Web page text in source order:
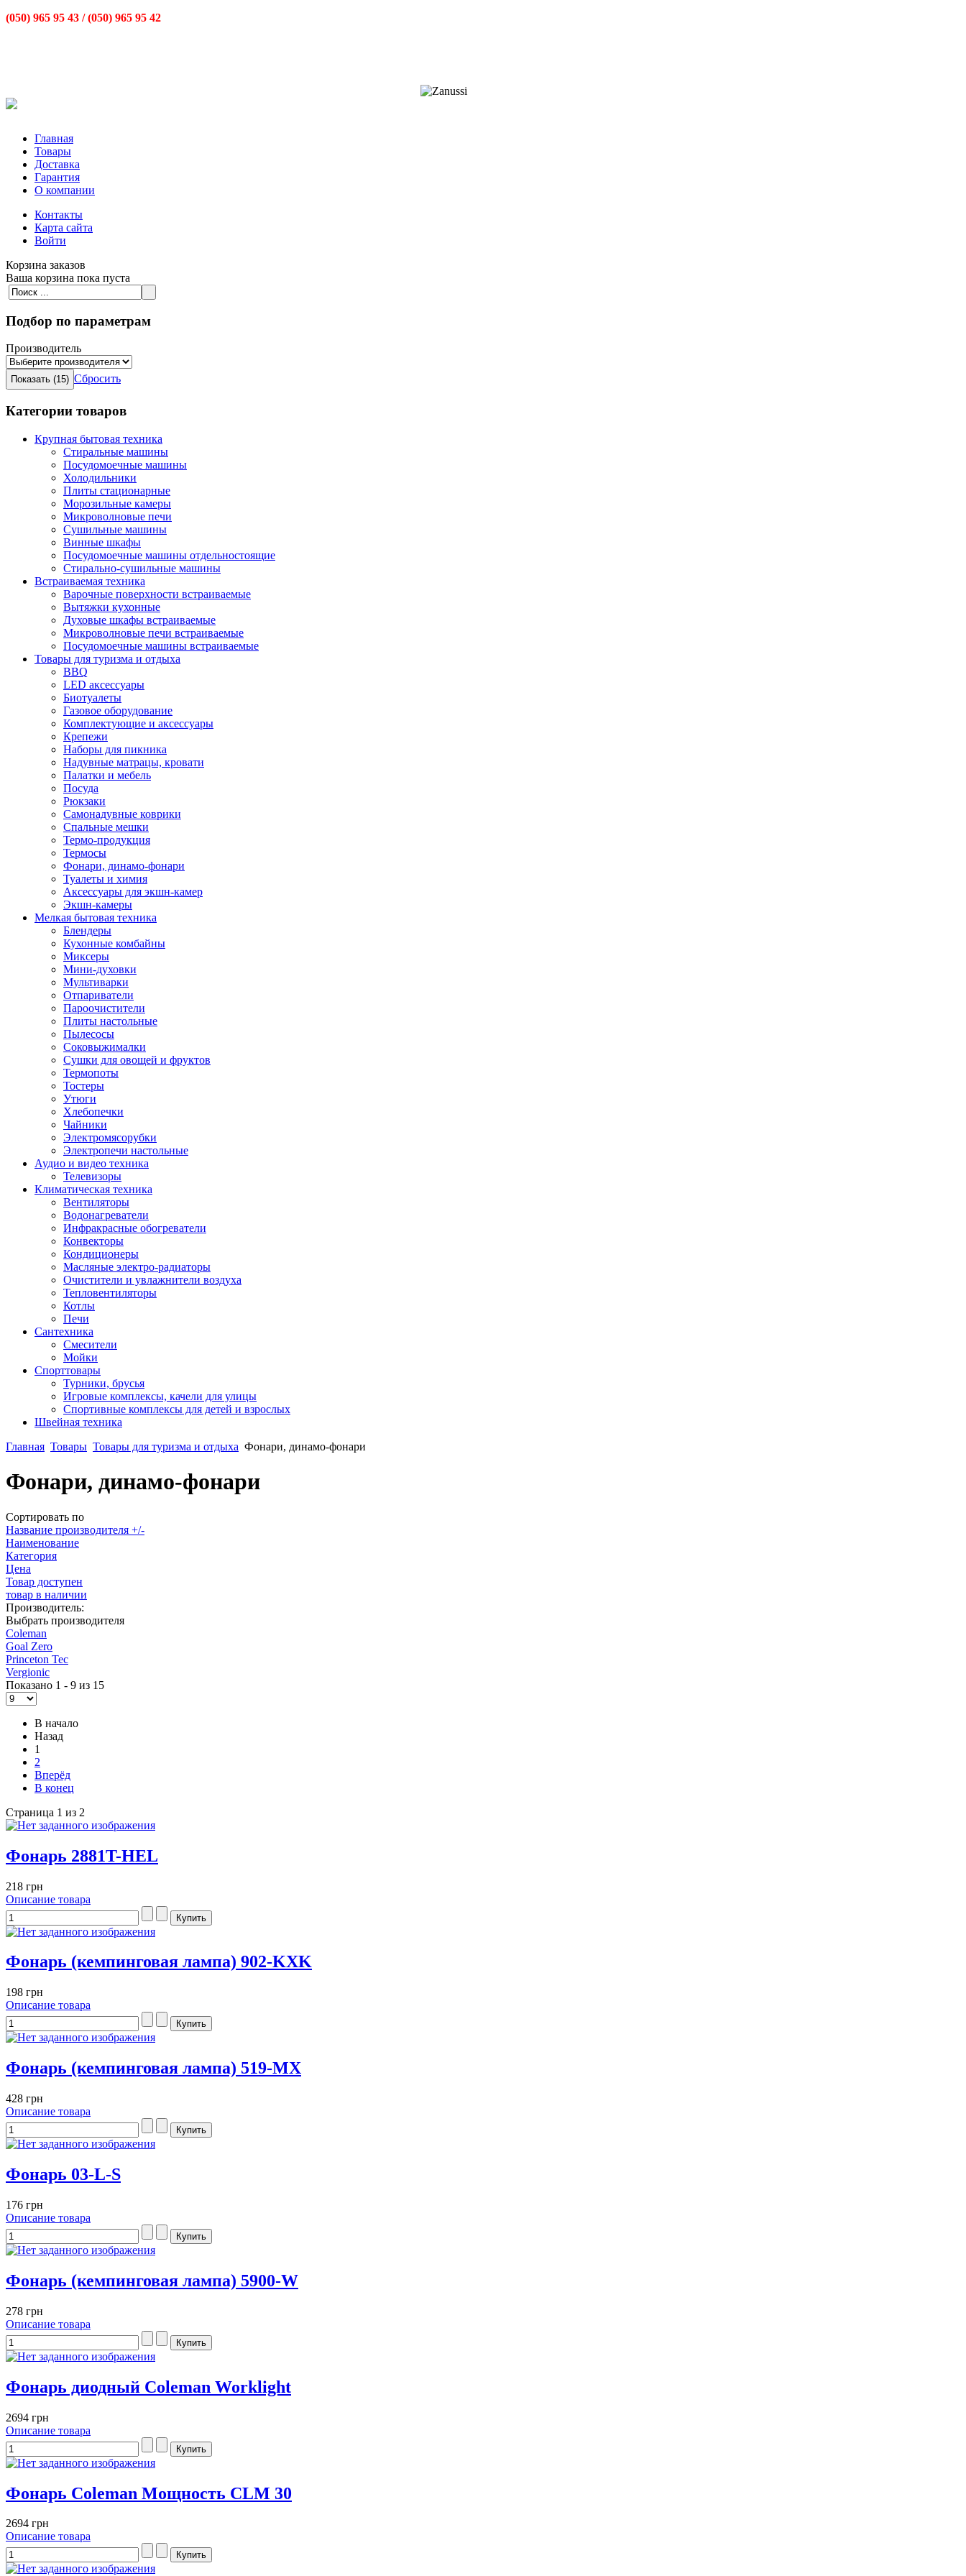
(050) 965 95 43 /(050) 965 95 42
Главная
Товары
Доставка
Гарантия
О компании
Контакты
Карта сайта
Войти
Корзина заказов
Ваша корзина пока пуста
Подбор по параметрам
Производитель
Сбросить
Категории товаров
Крупная бытовая техника
Стиральные машины
Посудомоечные машины
Холодильники
Плиты стационарные
Морозильные камеры
Микроволновые печи
Сушильные машины
Винные шкафы
Посудомоечные машины отдельностоящие
Стирально-сушильные машины
Встраиваемая техника
Варочные поверхности встраиваемые
Вытяжки кухонные
Духовые шкафы встраиваемые
Микроволновые печи встраиваемые
Посудомоечные машины встраиваемые
Товары для туризма и отдыха
BBQ
LED аксессуары
Биотуалеты
Газовое оборудование
Комплектующие и аксессуары
Крепежи
Наборы для пикника
Надувные матрацы, кровати
Палатки и мебель
Посуда
Рюкзаки
Самонадувные коврики
Спальные мешки
Термо-продукция
Термосы
Фонари, динамо-фонари
Туалеты и химия
Аксессуары для экшн-камер
Экшн-камеры
Мелкая бытовая техника
Блендеры
Кухонные комбайны
Миксеры
Мини-духовки
Мультиварки
Отпариватели
Пароочистители
Плиты настольные
Пылесосы
Соковыжималки
Сушки для овощей и фруктов
Термопоты
Тостеры
Утюги
Хлебопечки
Чайники
Электромясорубки
Электропечи настольные
Аудио и видео техника
Телевизоры
Климатическая техника
Вентиляторы
Водонагреватели
Инфракрасные обогреватели
Конвекторы
Кондиционеры
Масляные электро-радиаторы
Очистители и увлажнители воздуха
Тепловентиляторы
Котлы
Печи
Сантехника
Смесители
Мойки
Спорттовары
Турники, брусья
Игровые комплексы, качели для улицы
Спортивные комплексы для детей и взрослых
Швейная техника
Главная Товары Товары для туризма и отдыха Фонари, динамо-фонари
Фонари, динамо-фонари
Сортировать по
Название производителя +/-
Наименование
Категория
Цена
Товар доступен
товар в наличии
Производитель:
Выбрать производителя
Coleman
Goal Zero
Princeton Tec
Vergionic
Показано 1 - 9 из 15
В начало
Назад
1
2
Вперёд
В конец
Страница 1 из 2
Фонарь 2881T-HEL
218 грн
Описание товара
Фонарь (кемпинговая лампа) 902-KXK
198 грн
Описание товара
Фонарь (кемпинговая лампа) 519-MX
428 грн
Описание товара
Фонарь 03-L-S
176 грн
Описание товара
Фонарь (кемпинговая лампа) 5900-W
278 грн
Описание товара
Фонарь диодный Coleman Worklight
2694 грн
Описание товара
Фонарь Coleman Мощность CLM 30
2694 грн
Описание товара